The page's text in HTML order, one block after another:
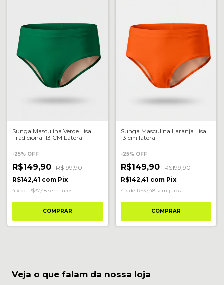
Sunga Masculina Verde Lisa
Tradicional 13 CM Lateral
-25% OFF
R$149,90 R$199,90
R$142,41 com Pix
4 x de R$37,48 sem juros
COMPRAR
Sunga Masculina Laranja Lisa
13 cm lateral
-25% OFF
R$149,90 R$199,90
R$142,41 com Pix
4 x de R$37,48 sem juros
COMPRAR
Veja o que falam da nossa loja